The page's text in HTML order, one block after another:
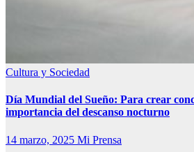
Cultura y Sociedad
Día Mundial del Sueño: Para crear
importancia del descanso nocturno
14 marzo, 2025 Mi Prensa